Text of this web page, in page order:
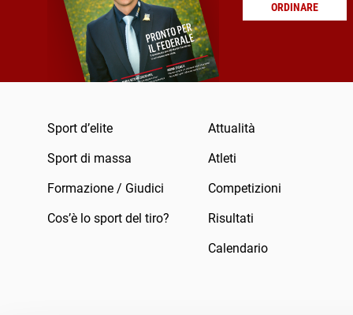
ORDINARE
Sport d’elite
Sport di massa
Formazione / Giudici
Cos’è lo sport del tiro?
Attualità
Atleti
Competizioni
Risultati
Calendario